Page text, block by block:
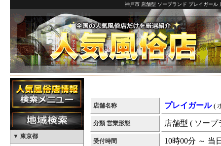
神戸市 店舗型 ソープランド プレイガー
▼ 東京都
店舗名称 プレイガール (
分類 営業形態 店舗型 ( ソープ
受付時間 10時00分 ～ 当